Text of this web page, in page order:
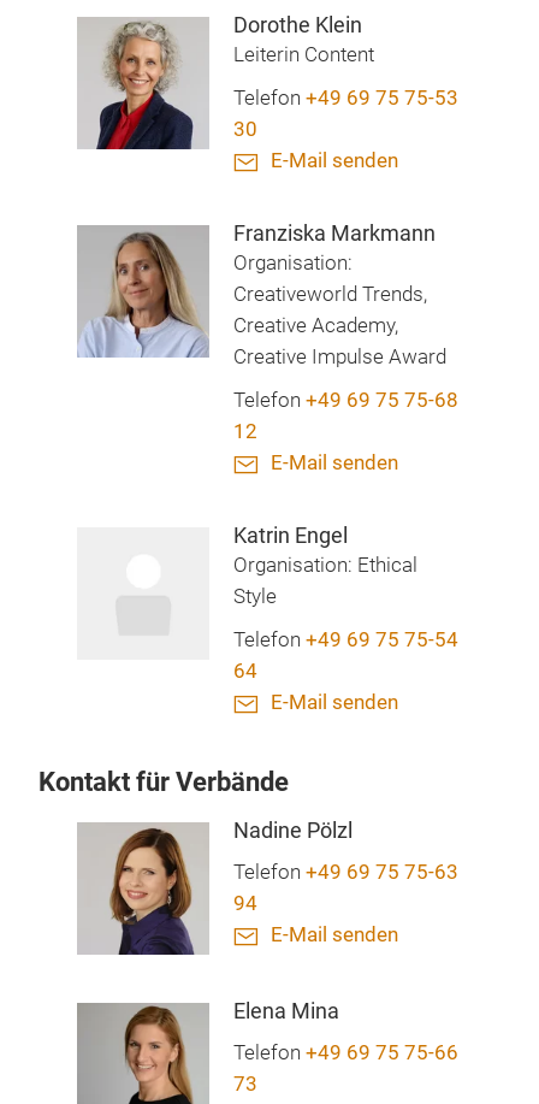
Dorothe Klein
Leiterin Content
Telefon +49 69 75 75-53
30
E-Mail senden
Franziska Markmann
Organisation:
Creativeworld Trends,
Creative Academy,
Creative Impulse Award
Telefon +49 69 75 75-68
12
E-Mail senden
Katrin Engel
Organisation: Ethical
Style
Telefon +49 69 75 75-54
64
E-Mail senden
Kontakt für Verbände
Nadine Pölzl
Telefon +49 69 75 75-63
94
E-Mail senden
Elena Mina
Telefon +49 69 75 75-66
73